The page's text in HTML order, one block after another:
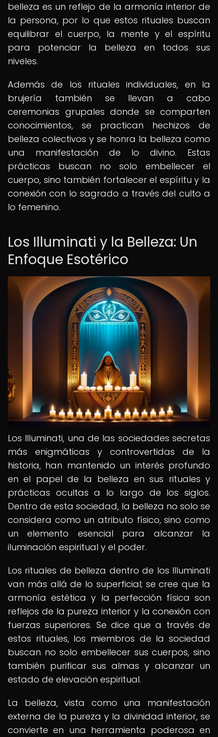
belleza es un reflejo de la armonía interior de
la persona, por lo que estos rituales buscan
equilibrar el cuerpo, la mente y el espíritu
para potenciar la belleza en todos sus
niveles.
Además de los rituales individuales, en la
brujería también se llevan a cabo
ceremonias grupales donde se comparten
conocimientos, se practican hechizos de
belleza colectivos y se honra la belleza como
una manifestación de lo divino. Estas
prácticas buscan no solo embellecer el
cuerpo, sino también fortalecer el espíritu y la
conexión con lo sagrado a través del culto a
lo femenino.
Los Illuminati y la Belleza: Un
Enfoque Esotérico
Los Illuminati, una de las sociedades secretas
más enigmáticas y controvertidas de la
historia, han mantenido un interés profundo
en el papel de la belleza en sus rituales y
prácticas ocultas a lo largo de los siglos.
Dentro de esta sociedad, la belleza no solo se
considera como un atributo físico, sino como
un elemento esencial para alcanzar la
iluminación espiritual y el poder.
Los rituales de belleza dentro de los Illuminati
van más allá de lo superficial; se cree que la
armonía estética y la perfección física son
reflejos de la pureza interior y la conexión con
fuerzas superiores. Se dice que a través de
estos rituales, los miembros de la sociedad
buscan no solo embellecer sus cuerpos, sino
también purificar sus almas y alcanzar un
estado de elevación espiritual.
La belleza, vista como una manifestación
externa de la pureza y la divinidad interior, se
convierte en una herramienta poderosa en